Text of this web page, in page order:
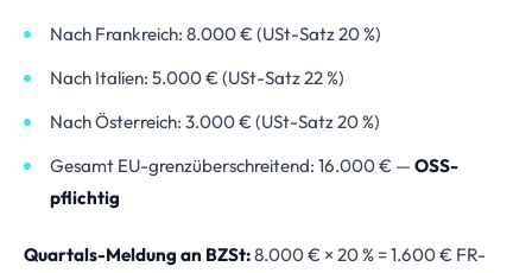
Nach Frankreich: 8.000 € (USt-Satz 20 %)
Nach Italien: 5.000 € (USt-Satz 22 %)
Nach Österreich: 3.000 € (USt-Satz 20 %)
Gesamt EU-grenzüberschreitend: 16.000 € — OSS-
pflichtig
Quartals-Meldung an BZSt:8.000 € × 20 % = 1.600 € FR-